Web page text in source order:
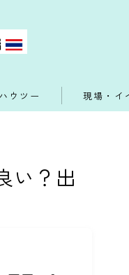
ウツー 現場・イ
い？出